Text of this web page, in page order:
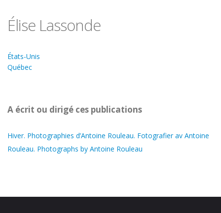
Élise Lassonde
États-Unis
Québec
A écrit ou dirigé ces publications
Hiver. Photographies d’Antoine Rouleau. Fotografier av Antoine
Rouleau. Photographs by Antoine Rouleau